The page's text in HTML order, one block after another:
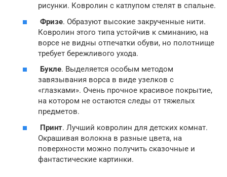
рисунки. Ковролин с катлупом стелят в спальне.
Фризе. Образуют высокие закрученные нити.
Ковролин этого типа устойчив к сминанию, на
ворсе не видны отпечатки обуви, но полотнище
требует бережливого ухода.
Букле. Выделяется особым методом
завязывания ворса в виде узелков с
«глазками». Очень прочное красивое покрытие,
на котором не остаются следы от тяжелых
предметов.
Принт. Лучший ковролин для детских комнат.
Окрашивая волокна в разные цвета, на
поверхности можно получить сказочные и
фантастические картинки.